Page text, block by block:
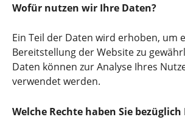
Wofür nutzen wir Ihre Daten?
Ein Teil der Daten wird erhoben, um
Bereitstellung der Website zu
Daten können zur Analyse Ihres
verwendet werden.
Welche Rechte haben Sie